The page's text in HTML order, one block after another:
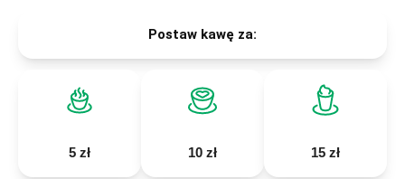
Postaw kawę za:
5 zł 10 zł 15 zł